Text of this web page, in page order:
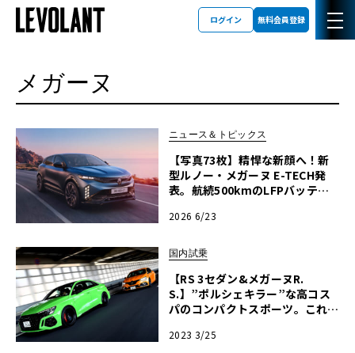
ログイン 無料会員登録
メガーヌ
ニュース＆トピックス
【写真73枚】精悍な新顔へ！新
型ルノー・メガーヌ E-TECH発
表。航続500kmのLFPバッテリ
2026 6/23
国内試乗
【RS 3セダン&メガーヌR.
S.】”ポルシェキラー”な高コス
パのコンパクトスポーツ。これが
今だ！
2023 3/25